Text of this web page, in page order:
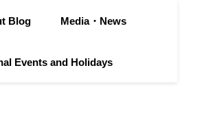
Blog Media・News
Events and Holidays